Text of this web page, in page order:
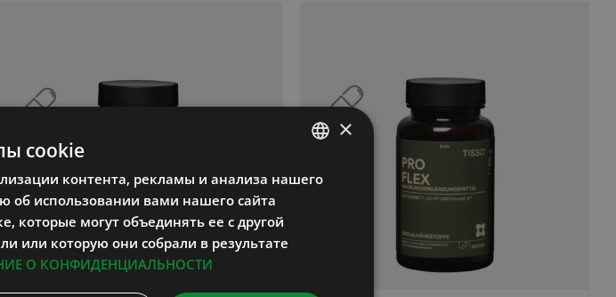
ESTONIAN
×
cookie
контента, рекламы и анализа нашего
использовании вами нашего сайта
которые могут объединять ее с другой
или которую они собрали в результате
О КОНФИДЕНЦИАЛЬНОСТИ